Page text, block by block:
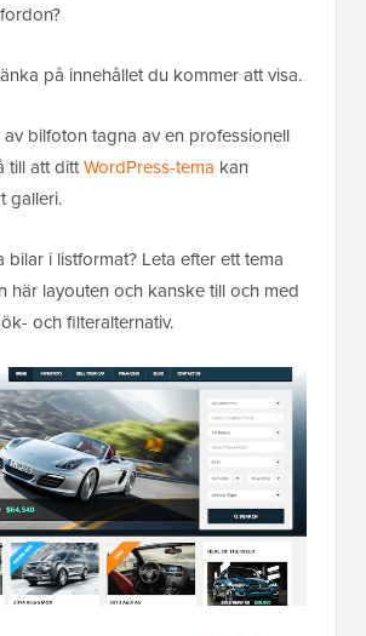
på innehållet du kommer att visa.
bilfoton tagna av en professionell
till att dittWordPress-tema kan
galleri.
bilar i listformat? Leta efter ett tema
här layouten och kanske till och med
och filteralternativ.